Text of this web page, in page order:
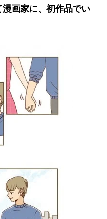
画家に、初作品でい